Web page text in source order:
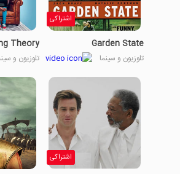
اشتراکی
Garden State
تلوزیون و سینما
Theory
تلوزیون و
اشتراکی